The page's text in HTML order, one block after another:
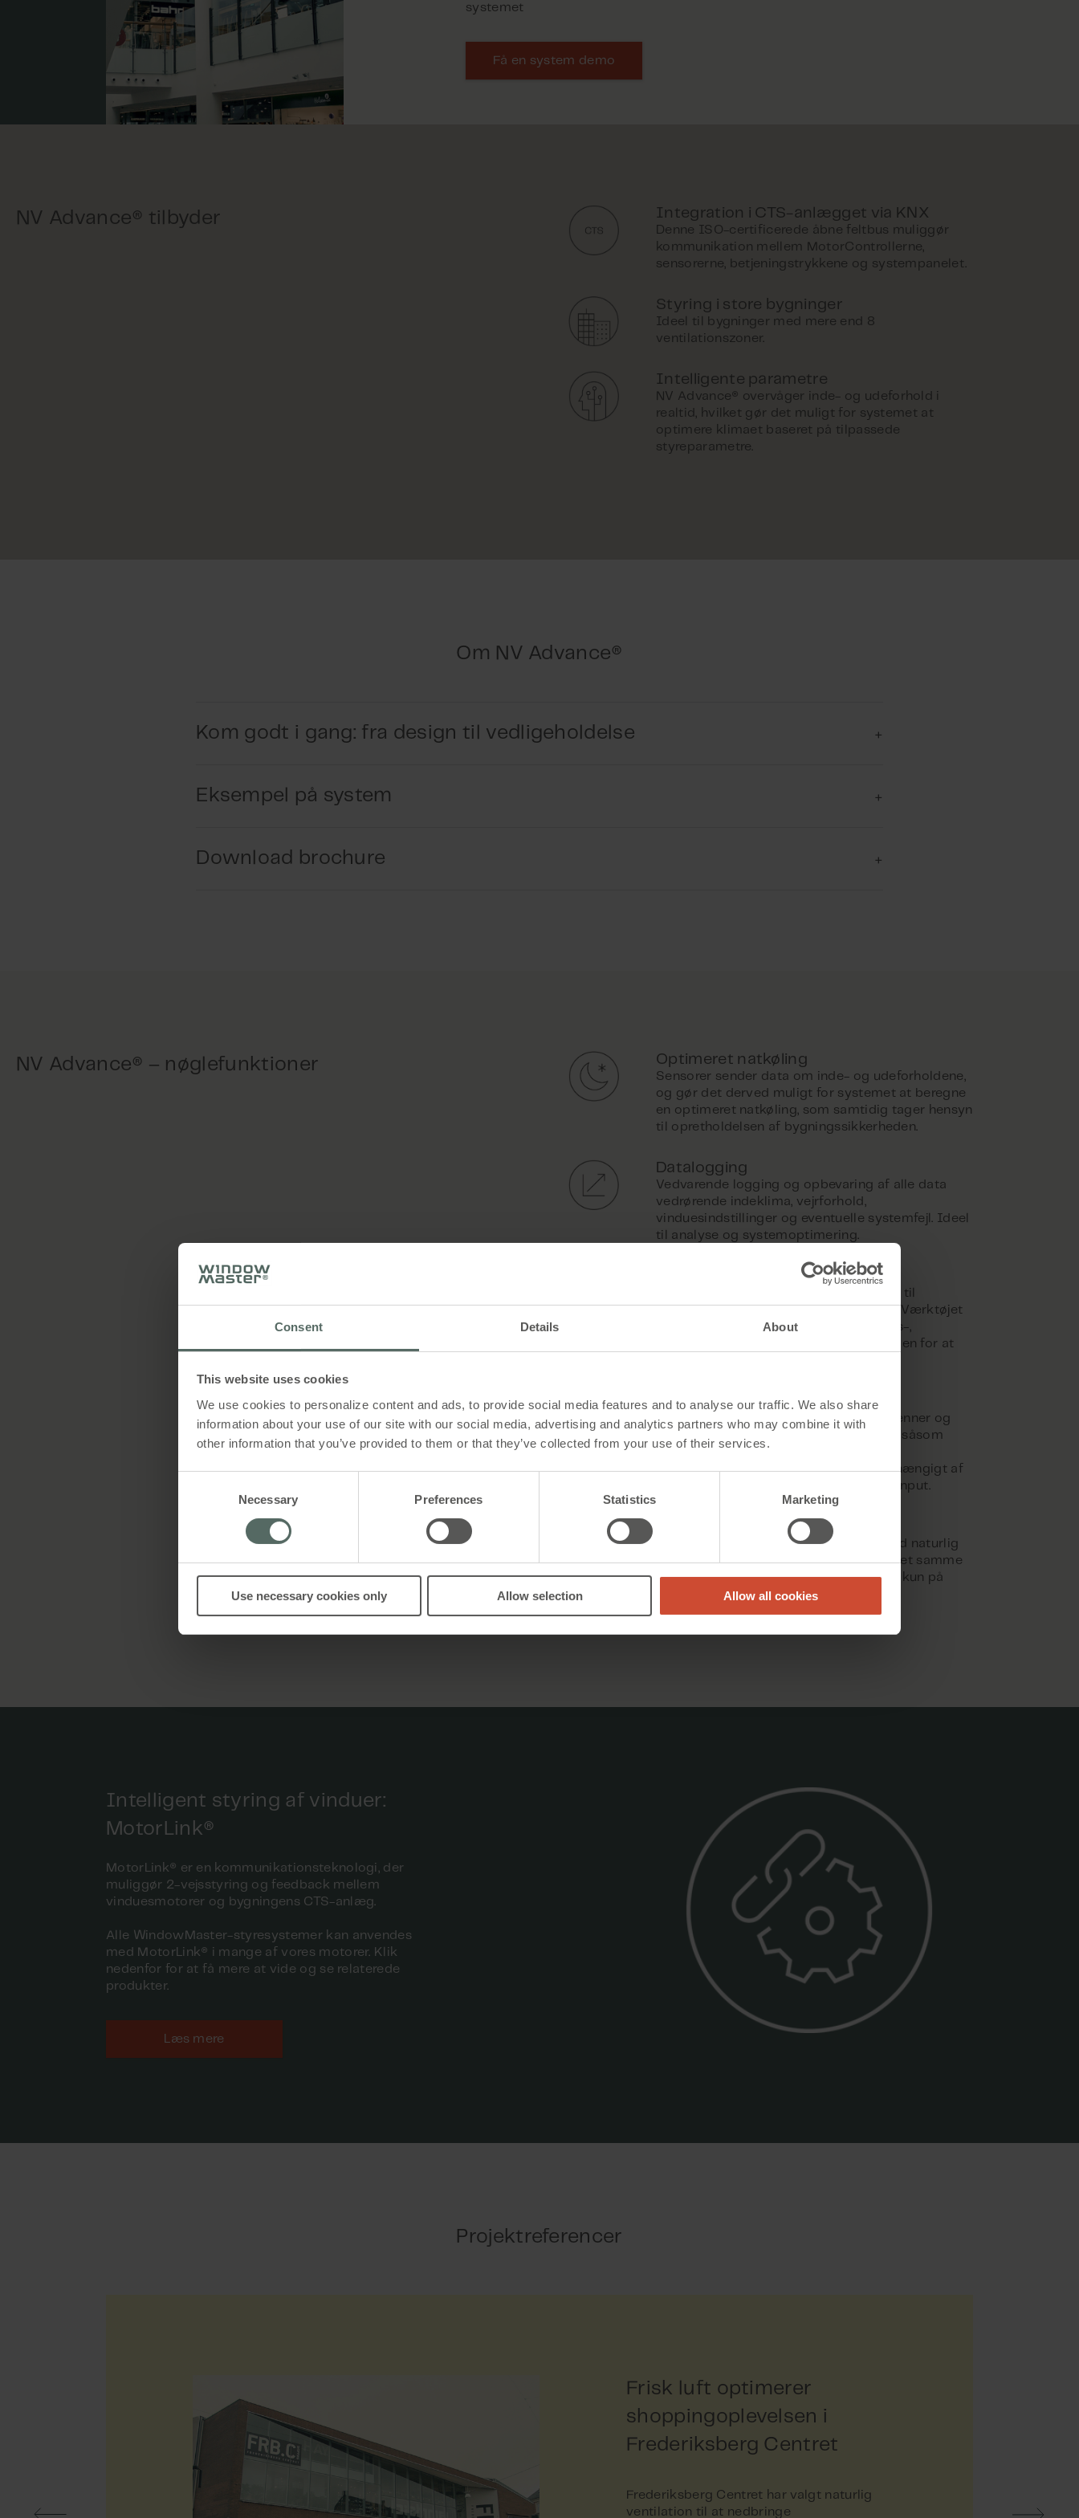
Consent Details About
This website uses cookies
We use cookies to personalize content and ads, to provide social media features and to analyse our traffic. We also share
information about your use of our site with our social media, advertising and analytics partners who may combine it with
other information that you’ve provided to them or that they’ve collected from your use of their services.
Necessary Preferences Statistics Marketing
Use necessary cookies only Allow selection Allow all cookies
systemet
Få en system demo
NV Advance® tilbyder Integration i CTS-anlægget via KNX
Denne ISO-certificerede åbne feltbus muliggør
kommunikation mellem MotorControllerne,
sensorerne, betjeningstrykkene og systempanelet.
Styring i store bygninger
Ideel til bygninger med mere end 8
ventilationszoner.
Intelligente parametre
NV Advance® overvåger inde- og udeforhold i
realtid, hvilket gør det muligt for systemet at
optimere klimaet baseret på tilpassede
styreparametre.
Om NV Advance®
Kom godt i gang: fra design til vedligeholdelse
Vi kan hjælpe dig med at finde den bedste styreløsning til din bygning, og vejlede dig gennem
Systemet installeres og idriftsættes af WindowMaster eller vores certificerede partnere
Du vil modtage dokumentation vedrørende drift og vedligeholdelse samt oplæringsmateriale til
Service, vedligeholdelse og funktionstest af hardware af WindowMaster eller vores certificerede partnere
Vi leverer softwarevedligeholdelse og opdateringer
Eksempel på system
Download brochure
NV Advance® – nøglefunktioner Optimeret natkøling
Sensorer sender data om inde- og udeforholdene,
og gør det derved muligt for systemet at beregne
en optimeret natkøling, som samtidig tager hensyn
til opretholdelsen af bygningssikkerheden.
Datalogging
Vedvarende logging og opbevaring af alle data
vedrørende indeklima, vejrforhold,
vinduesindstillinger og eventuelle systemfejl. Ideel
til analyse og systemoptimering.
Webbaseret administration
Dette giver brugeren en intuitiv adgang til
overvågning og tilpasning af systemet. Værktøjet
omfatter også visualisering af bygnings-,
gulvplans- og rumstatus med muligheden for at
Solafskærmning
Indbygget controller koordinerer persienner og
markiser. Det omfatter også funktioner såsom
kalenderforbundet, op/ned-funktion afhængigt af
lux-niveau og muligheden for manuelt input.
Integreret brandventilation
Integrerer brandventilationsstyring med naturlig
ventilationsstyring, hvilket betyder, at det samme
udstyr kan bruges til begge formål. Fås kun på
udvalgte markeder.
Intelligent styring af vinduer:
MotorLink®
MotorLink® er en kommunikationsteknologi, der
muliggør 2-vejsstyring og feedback mellem
vinduesmotorer og bygningens CTS-anlæg.
Alle WindowMaster-styresystemer kan anvendes
med MotorLink® i mange af vores motorer. Klik
nedenfor for at få mere at vide og se relaterede
produkter.
Læs mere
Projektreferencer
Frisk luft optimerer
shoppingoplevelsen i
Frederiksberg Centret
Frederiksberg Centret har valgt naturlig
ventilation til at nedbringe